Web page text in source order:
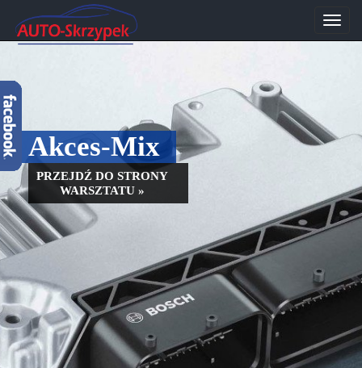
Akces-Mix
PRZEJDŹ DO STRONY
WARSZTATU »